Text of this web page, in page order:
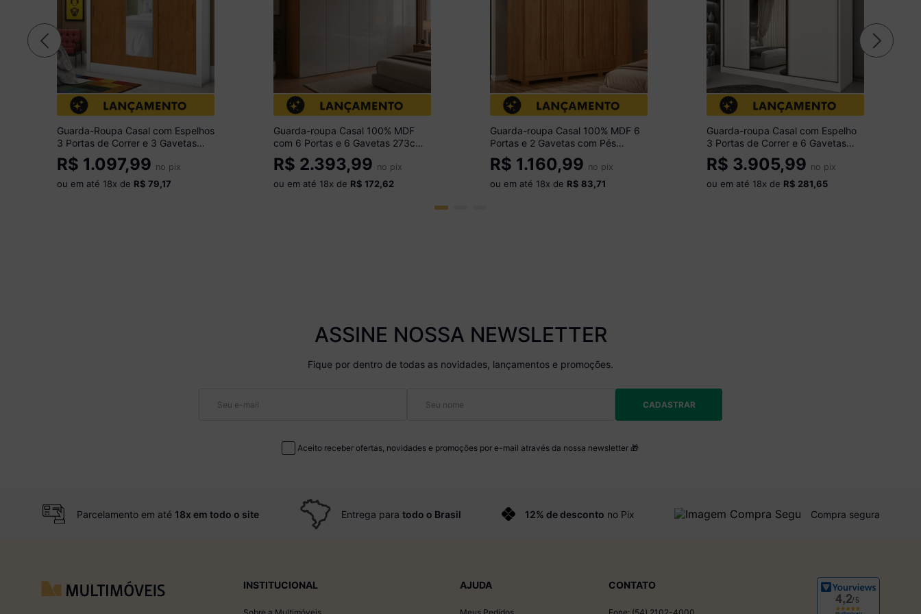
Guarda-Roupa Casal com Espelhos
3 Portas de Correr e 3 Gavetas
179cm Multimóveis CR35564
Branco/Madeirado
R$ 1.097,99 no pix
ou em até 18x de R$ 79,17
Guarda-roupa Casal 100% MDF
com 6 Portas e 6 Gavetas 273cm
Multimóveis CR35528
Madeirado/Off White
R$ 2.393,99 no pix
ou em até 18x de R$ 172,62
Guarda-roupa Casal 100% MDF 6
Portas e 2 Gavetas com Pés
180cm Multimóveis CR35518
Madeirado
R$ 1.160,99 no pix
ou em até 18x de R$ 83,71
Guarda-roupa Casal com Espelho
3 Portas de Correr e 6 Gavetas
270cm Multimóveis CR35495
Neve
R$ 3.905,99 no pix
ou em até 18x de R$ 281,65
ASSINE NOSSA NEWSLETTER
Fique por dentro de todas as novidades, lançamentos e promoções.
CADASTRAR
Aceito receber ofertas, novidades e promoções por e-mail através da nossa newsletter 🎁
Parcelamento em até 18x em todo o site Entrega paratodo o Brasil 12% de desconto no Pix Compra segura
INSTITUCIONAL AJUDA CONTATO